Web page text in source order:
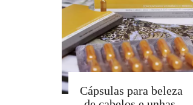
Cápsulas para beleza